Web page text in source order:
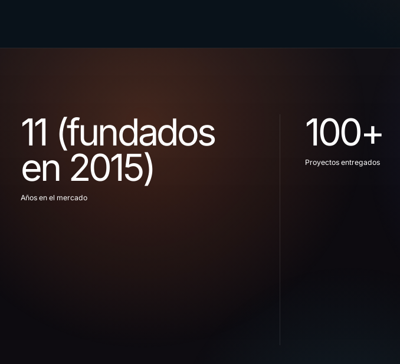
11 (fundados
en 2015)
Años en el mercado
100+
Proyectos entregados